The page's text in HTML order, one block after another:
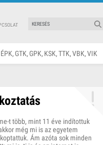
ÉPK GTK GPK KSK TTK VBK VIK
t több, mint 11 éve indítottuk
még mi is az egyetem
Ám azóta sok minden